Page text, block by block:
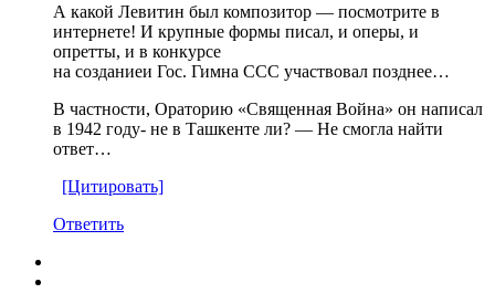
А какой Левитин был композитор — посмотрите в
интернете! И крупные формы писал, и оперы, и
опретты, и в конкурсе
на созданиеи Гос. Гимна ССС участвовал позднее…
В частности, Ораторию «Священная Война» он написал
в 1942 году- не в Ташкенте ли? — Не смогла найти
ответ…
[Цитировать]
Ответить